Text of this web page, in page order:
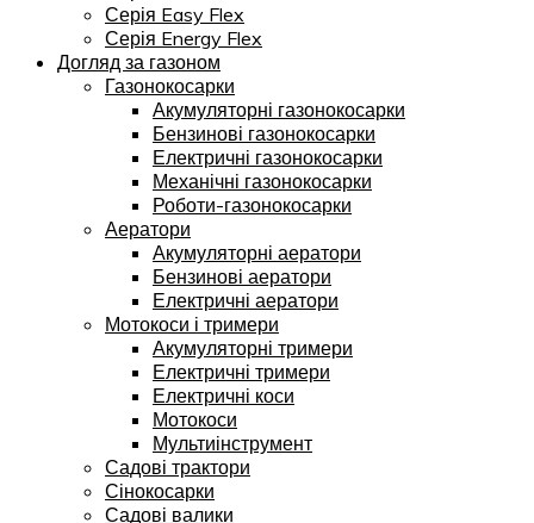
Серія Easy Flex
Серія Energy Flex
Догляд за газоном
Газонокосарки
Акумуляторні газонокосарки
Бензинові газонокосарки
Електричні газонокосарки
Механічні газонокосарки
Роботи-газонокосарки
Аератори
Акумуляторні аератори
Бензинові аератори
Електричні аератори
Мотокоси і тримери
Акумуляторні тримери
Електричні тримери
Електричні коси
Мотокоси
Мультиінструмент
Садові трактори
Сінокосарки
Садові валики